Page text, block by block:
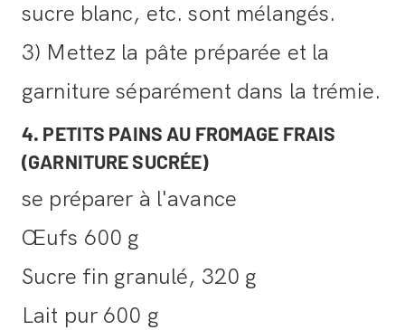
sucre blanc, etc. sont mélangés.
3) Mettez la pâte préparée et la
garniture séparément dans la trémie.
4. PETITS PAINS AU FROMAGE FRAIS
(GARNITURE SUCRÉE)
se préparer à l'avance
Œufs 600 g
Sucre fin granulé, 320 g
Lait pur 600 g